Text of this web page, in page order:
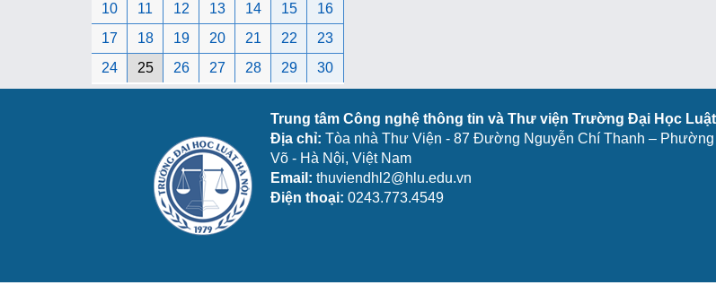
10
11 12 13 14 15
16
17
18 19 20 21 22
23
24
25 26 27 28 29 30
Trung tâm Công nghệ thông tin và Thư viện Trường Đại Học
Địa chỉ: Tòa nhà Thư Viện - 87 Đường Nguyễn Chí Thanh – Phường
Võ - Hà Nội, Việt Nam
Email: thuviendhl2@hlu.edu.vn
Điện thoại: 0243.773.4549